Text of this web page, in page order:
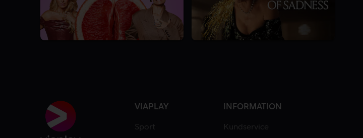
1 Säsong
VIAPLAY
Sport
INFORMATION
Kundservice